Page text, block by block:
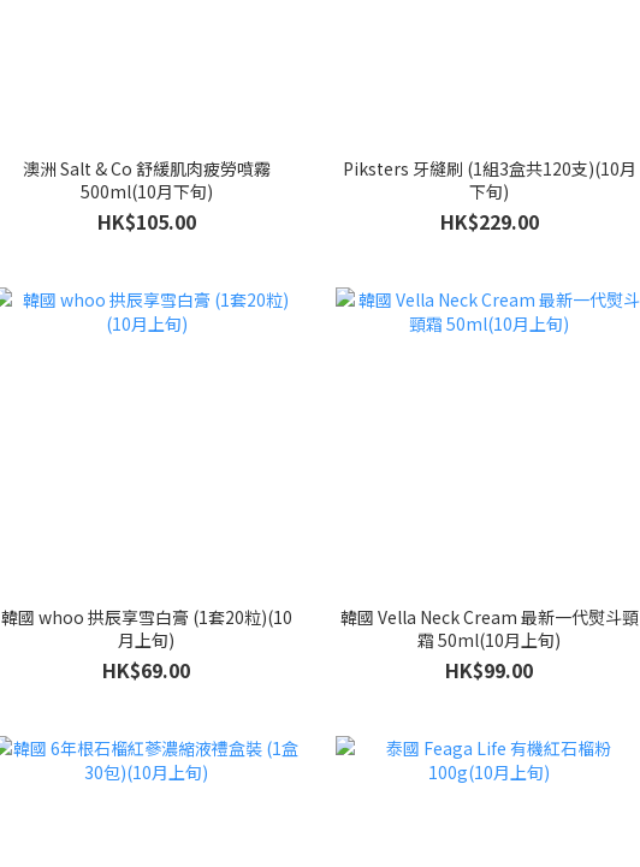
澳洲 Salt & Co 舒緩肌肉疲勞噴霧
500ml(10月下旬)
HK$105.00
Piksters 牙縫刷 (1組3盒共120支)(10月
下旬)
HK$229.00
韓國 whoo 拱辰享雪白膏 (1套20粒)(10
月上旬)
HK$69.00
韓國 Vella Neck Cream 最新一代熨斗頸
霜 50ml(10月上旬)
HK$99.00